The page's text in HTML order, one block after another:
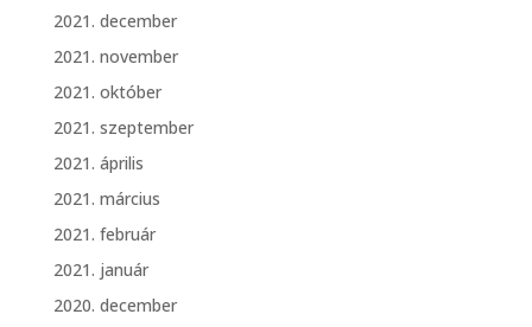
2021. december
2021. november
2021. október
2021. szeptember
2021. április
2021. március
2021. február
2021. január
2020. december